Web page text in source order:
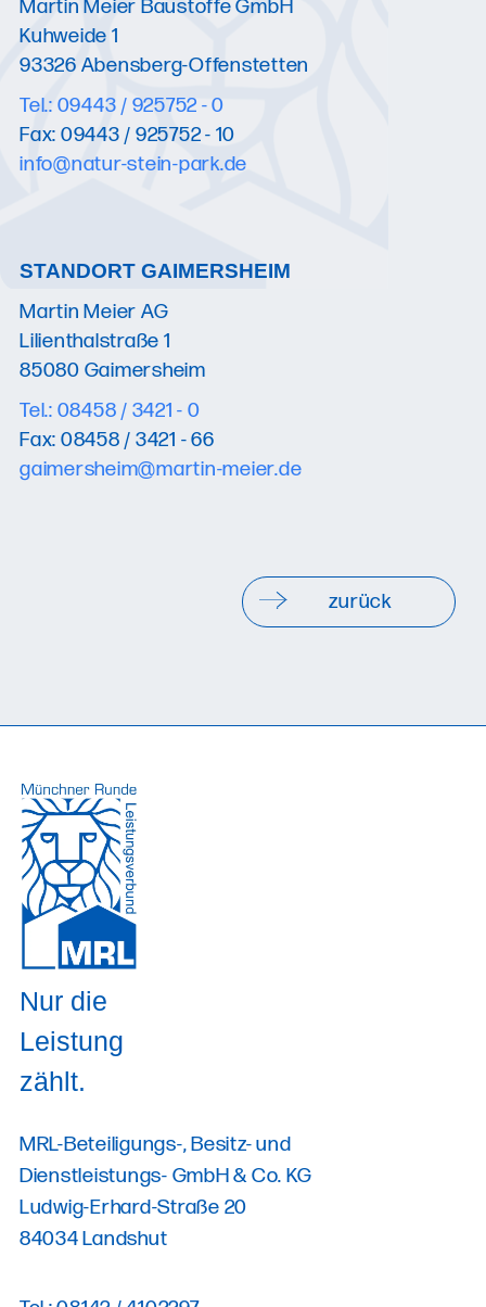
Martin Meier Baustoffe GmbH
Kuhweide 1
93326 Abensberg-Offenstetten
Tel.: 09443 / 925752 - 0
Fax: 09443 / 925752 - 10
info@natur-stein-park.de
STANDORT GAIMERSHEIM
Martin Meier AG
Lilienthalstraße 1
85080 Gaimersheim
Tel.: 08458 / 3421 - 0
Fax: 08458 / 3421 - 66
gaimersheim@martin-meier.de
zurück
Nur die
Leistung
zählt.
MRL-Beteiligungs-, Besitz- und
Dienstleistungs- GmbH & Co. KG
Ludwig-Erhard-Straße 20
84034 Landshut